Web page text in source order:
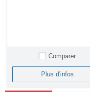
Comparer
Plus d'infos